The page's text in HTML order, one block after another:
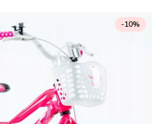
-10%